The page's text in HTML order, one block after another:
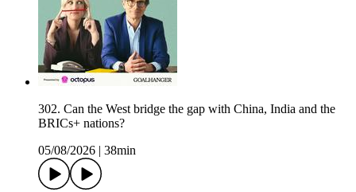
302. Can the West bridge the gap with China, India and the
BRICs+ nations?
05/08/2026
38min